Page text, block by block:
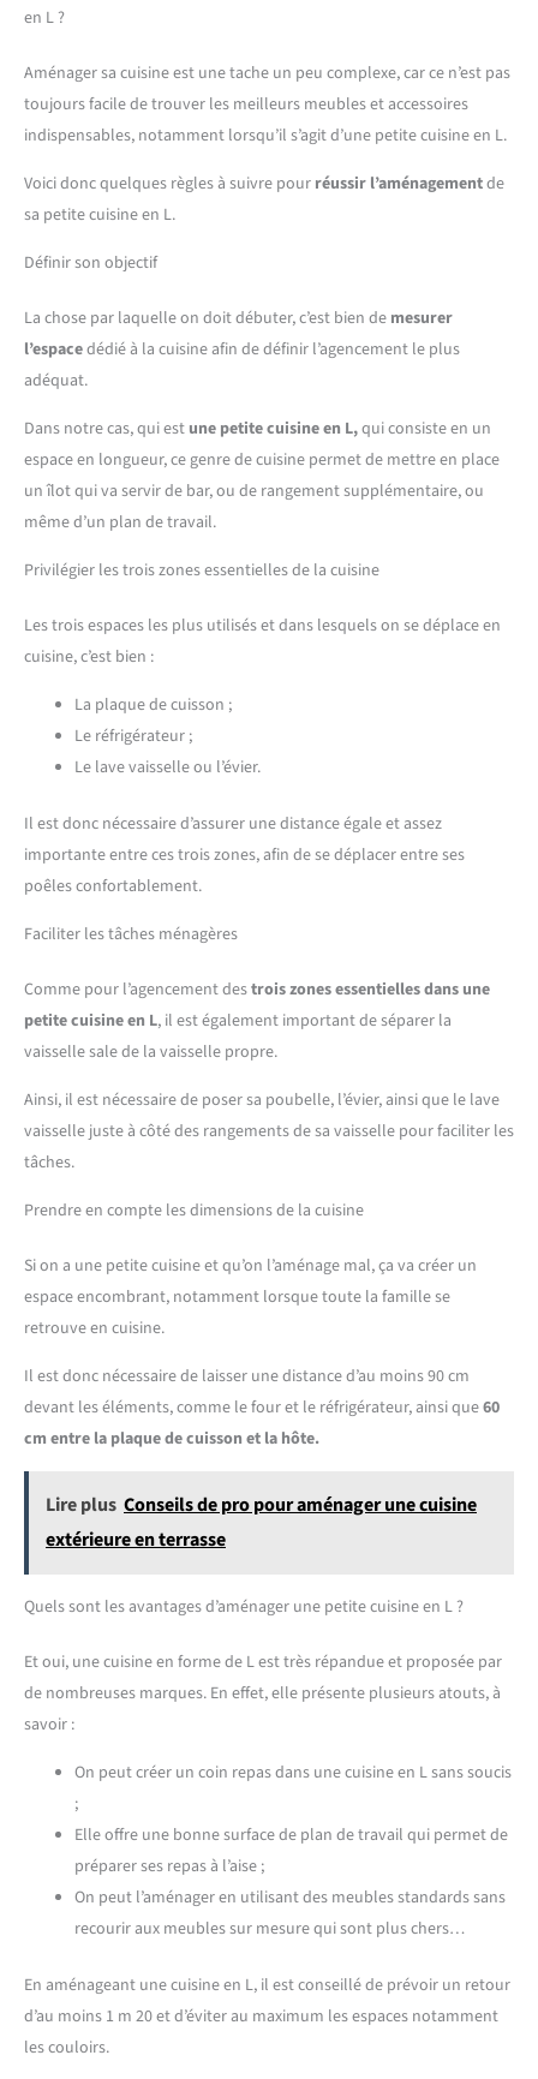
en L ?
Aménager sa cuisine est une tache un peu complexe, car ce n’est pas
toujours facile de trouver les meilleurs meubles et accessoires
indispensables, notamment lorsqu’il s’agit d’une petite cuisine en L.
Voici donc quelques règles à suivre pour réussir l’aménagementde
sa petite cuisine en L.
Définir son objectif
La chose par laquelle on doit débuter, c’est bien de mesurer
l’espacedédié à la cuisine afin de définir l’agencement le plus
adéquat.
Dans notre cas, qui est une petite cuisine en L,qui consiste en un
espace en longueur, ce genre de cuisine permet de mettre en place
un îlot qui va servir de bar, ou de rangement supplémentaire, ou
même d’un plan de travail.
Privilégier les trois zones essentielles de la cuisine
Les trois espaces les plus utilisés et dans lesquels on se déplace en
cuisine, c’est bien :
La plaque de cuisson ;
Le réfrigérateur ;
Le lave vaisselle ou l’évier.
Il est donc nécessaire d’assurer une distance égale et assez
importante entre ces trois zones, afin de se déplacer entre ses
poêles confortablement.
Faciliter les tâches ménagères
Comme pour l’agencement destrois zones essentielles dans une
petite cuisine en L, il est également important de séparer la
vaisselle sale de la vaisselle propre.
Ainsi, il est nécessaire de poser sa poubelle, l’évier, ainsi que le lave
vaisselle juste à côté des rangements de sa vaisselle pour faciliter les
tâches.
Prendre en compte les dimensions de la cuisine
Si on a une petite cuisine et qu’on l’aménage mal, ça va créer un
espace encombrant, notamment lorsque toute la famille se
retrouve en cuisine.
Il est donc nécessaire de laisser une distance d’au moins 90 cm
devant les éléments, comme le four et le réfrigérateur, ainsi que60
cm entre la plaque de cuisson et la hôte.
Lire plus Conseils de pro pour aménager une cuisine
extérieure en terrasse
Quels sont les avantages d’aménager une petite cuisine en L ?
Et oui, une cuisine en forme de L est très répandue et proposée par
de nombreuses marques. En effet, elle présente plusieurs atouts, à
savoir :
On peut créer un coin repas dans une cuisine en L sans soucis
;
Elle offre une bonne surface de plan de travail qui permet de
préparer ses repas à l’aise ;
On peut l’aménager en utilisant des meubles standards sans
recourir aux meubles sur mesure qui sont plus chers…
En aménageant une cuisine en L, il est conseillé de prévoir un retour
d’au moins 1 m 20 et d’éviter au maximum les espaces notamment
les couloirs.